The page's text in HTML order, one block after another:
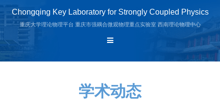
Chongqing Key Laboratory for Strongly Coupled Physics
重庆大学理论物理平台 重庆市强耦合微观物理重点实验室 西南理论物理中心
学术动态